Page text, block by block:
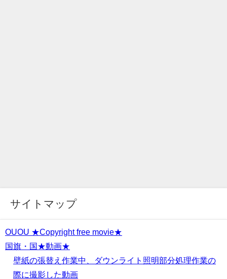
サイトマップ
OUOU ★Copyright free movie★
国旗・国★動画★
壁紙の張替え作業中、ダウンライト照明部分処理作業の
際に撮影した動画